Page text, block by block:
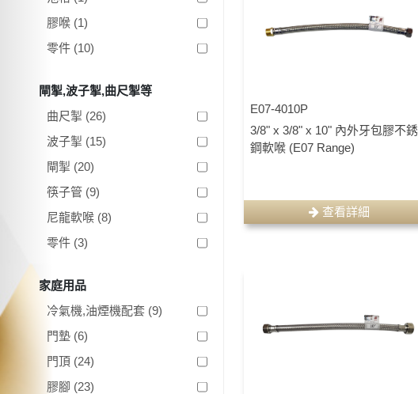
膠喉 (1)
零件 (10)
閘掣,波子掣,曲尺掣等
曲尺掣 (26)
波子掣 (15)
閘掣 (20)
筷子管 (9)
尼龍軟喉 (8)
零件 (3)
家庭用品
冷氣機,油煙機配套 (9)
門墊 (6)
門頂 (24)
膠腳 (23)
E07-4010P
3/8" x 3/8" x 10" 內外牙包膠不銹
鋼軟喉 (E07 Range)
查看詳細